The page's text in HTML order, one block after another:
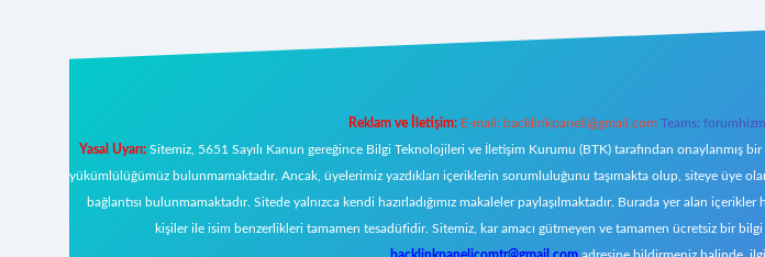
Reklam ve İletişim: E-mail: backlinkpaneli@gmail.com Teams:
Yasal Uyarı:Sitemiz, 5651 Sayılı Kanun gereğince Bilgi Teknolojileri ve İletişim Kurumu (BTK) tarafından onaylanmış
yükümlülüğümüz bulunmamaktadır. Ancak, üyelerimiz yazdıkları içeriklerin sorumluluğunu taşımakta olup, siteye üye
bağlantısı bulunmamaktadır. Sitede yalnızca kendi hazırladığımız makaleler paylaşılmaktadır. Burada yer alan
kişiler ile isim benzerlikleri tamamen tesadüfidir. Sitemiz, kar amacı gütmeyen ve tamamen ücretsiz bir